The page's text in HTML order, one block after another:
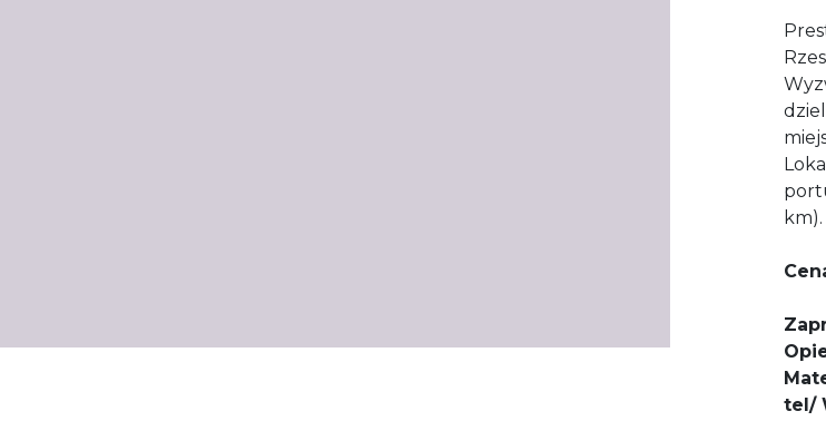
km).
tel/